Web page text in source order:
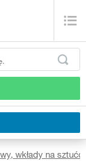
wkłady na